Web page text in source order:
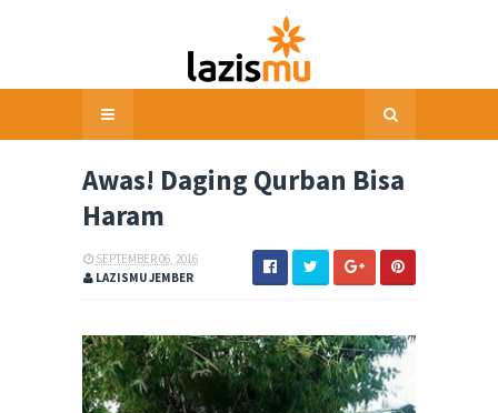
Awas! Daging Qurban Bisa
Haram
SEPTEMBER 06, 2016
LAZISMU JEMBER